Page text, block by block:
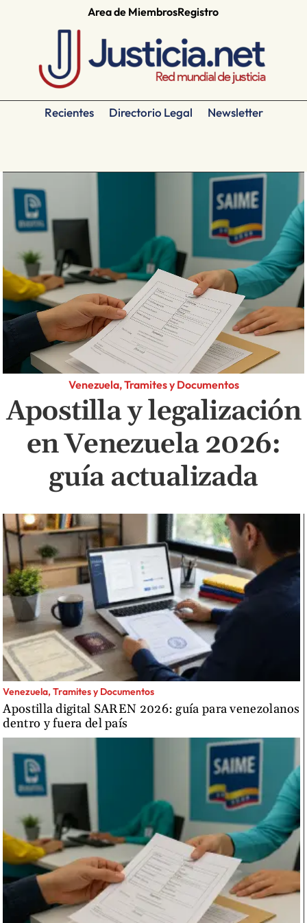
Area de MiembrosRegistro
Recientes Directorio Legal Newsletter
Apostilla digital SAREN 2026: guía para venezolanos
dentro y fuera del país
Venezuela, Tramites y Documentos
Venezuela, Tramites y Documentos
Apostilla y legalización
en Venezuela 2026:
guía actualizada